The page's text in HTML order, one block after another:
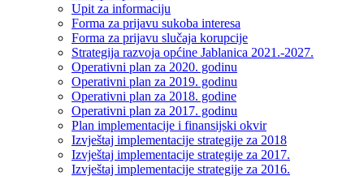
Upit za informaciju
Forma za prijavu sukoba interesa
Forma za prijavu slučaja korupcije
Strategija razvoja općine Jablanica 2021.-2027.
Operativni plan za 2020. godinu
Operativni plan za 2019. godinu
Operativni plan za 2018. godine
Operativni plan za 2017. godinu
Plan implementacije i finansijski okvir
Izvještaj implementacije strategije za 2018
Izvještaj implementacije strategije za 2017.
Izvještaj implementacije strategije za 2016.